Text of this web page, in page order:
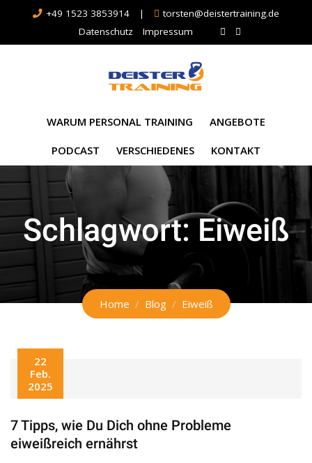
+49 1523 3853914 |
torsten@deistertraining.de
Datenschutz
Impressum
WARUM PERSONAL TRAINING ANGEBOTE
PODCAST VERSCHIEDENES KONTAKT
Schlagwort:Eiweiß
Home Blog Eiweiß
22
Feb.
2025
7 Tipps, wie Du Dich ohne Probleme
eiweißreich ernährst